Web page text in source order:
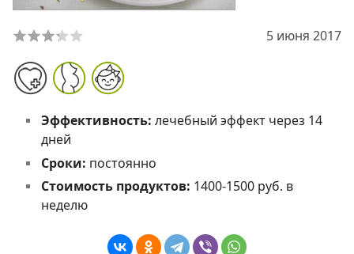
5 июня 2017
Эффективность: лечебный эффект через 14
дней
Сроки: постоянно
Стоимость продуктов: 1400-1500 руб. в
неделю